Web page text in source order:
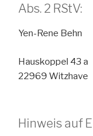
Abs. 2 RStV:
Yen-Rene Behn
Hauskoppel 43 a
22969 Witzhave
Hinweis auf